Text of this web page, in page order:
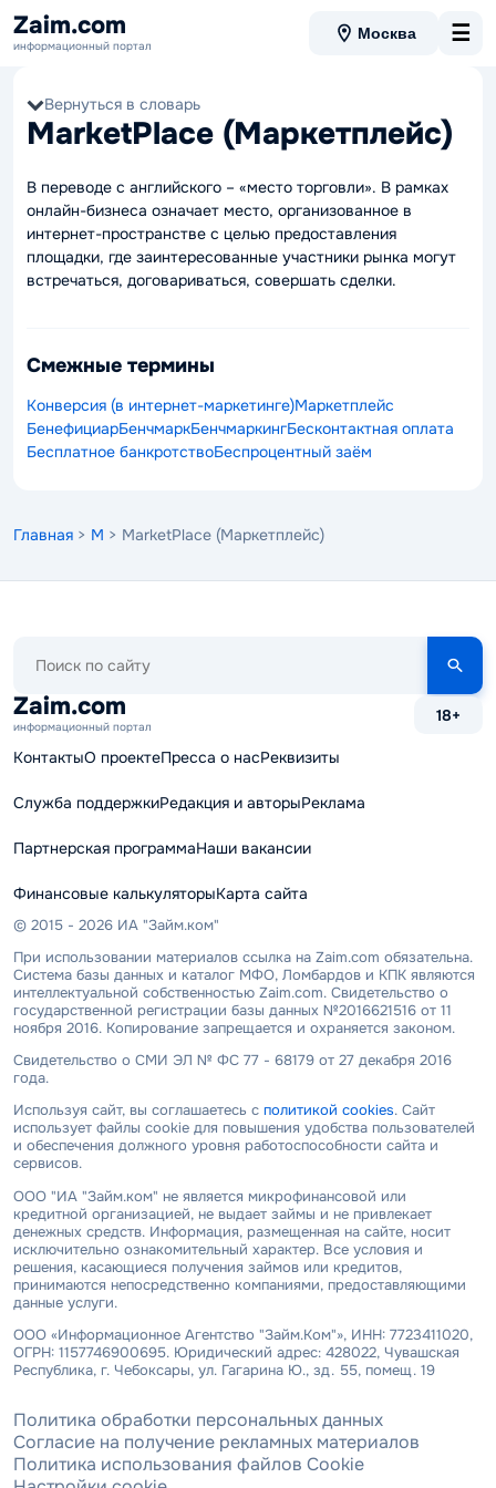
Zaim.com
информационный портал
Москва ☰
Вернуться в словарь
MarketPlace (Маркетплейс)
В переводе с английского – «место торговли». В рамках
онлайн-бизнеса означает место, организованное в
интернет-пространстве с целью предоставления
площадки, где заинтересованные участники рынка могут
встречаться, договариваться, совершать сделки.
Смежные термины
Конверсия (в интернет-маркетинге)Маркетплейс
БенефициарБенчмаркБенчмаркингБесконтактная оплата
Бесплатное банкротствоБеспроцентный заём
Главная > M > MarketPlace (Маркетплейс)
сайту
Zaim.com
информационный портал
18+
КонтактыО проектеПресса о насРеквизиты
Служба поддержкиРедакция и авторыРеклама
Партнерская программаНаши вакансии
Финансовые калькуляторыКарта сайта
© 2015 - 2026 ИА "Займ.ком"
При использовании материалов ссылка на Zaim.com обязательна.
Система базы данных и каталог МФО, Ломбардов и КПК являются
интеллектуальной собственностью Zaim.com. Свидетельство о
государственной регистрации базы данных №2016621516 от 11
ноября 2016. Копирование запрещается и охраняется законом.
Свидетельство о СМИ ЭЛ № ФС 77 - 68179 от 27 декабря 2016
года.
Используя сайт, вы соглашаетесь с политикой cookies. Сайт
использует файлы cookie для повышения удобства пользователей
и обеспечения должного уровня работоспособности сайта и
сервисов.
ООО "ИА "Займ.ком" не является микрофинансовой или
кредитной организацией, не выдает займы и не привлекает
денежных средств. Информация, размещенная на сайте, носит
исключительно ознакомительный характер. Все условия и
решения, касающиеся получения займов или кредитов,
принимаются непосредственно компаниями, предоставляющими
данные услуги.
ООО «Информационное Агентство "Займ.Ком"», ИНН: 7723411020,
ОГРН: 1157746900695. Юридический адрес: 428022, Чувашская
Республика, г. Чебоксары, ул. Гагарина Ю., зд. 55, помещ. 19
Политика обработки персональных данных
Согласие на получение рекламных материалов
Политика использования файлов Cookie